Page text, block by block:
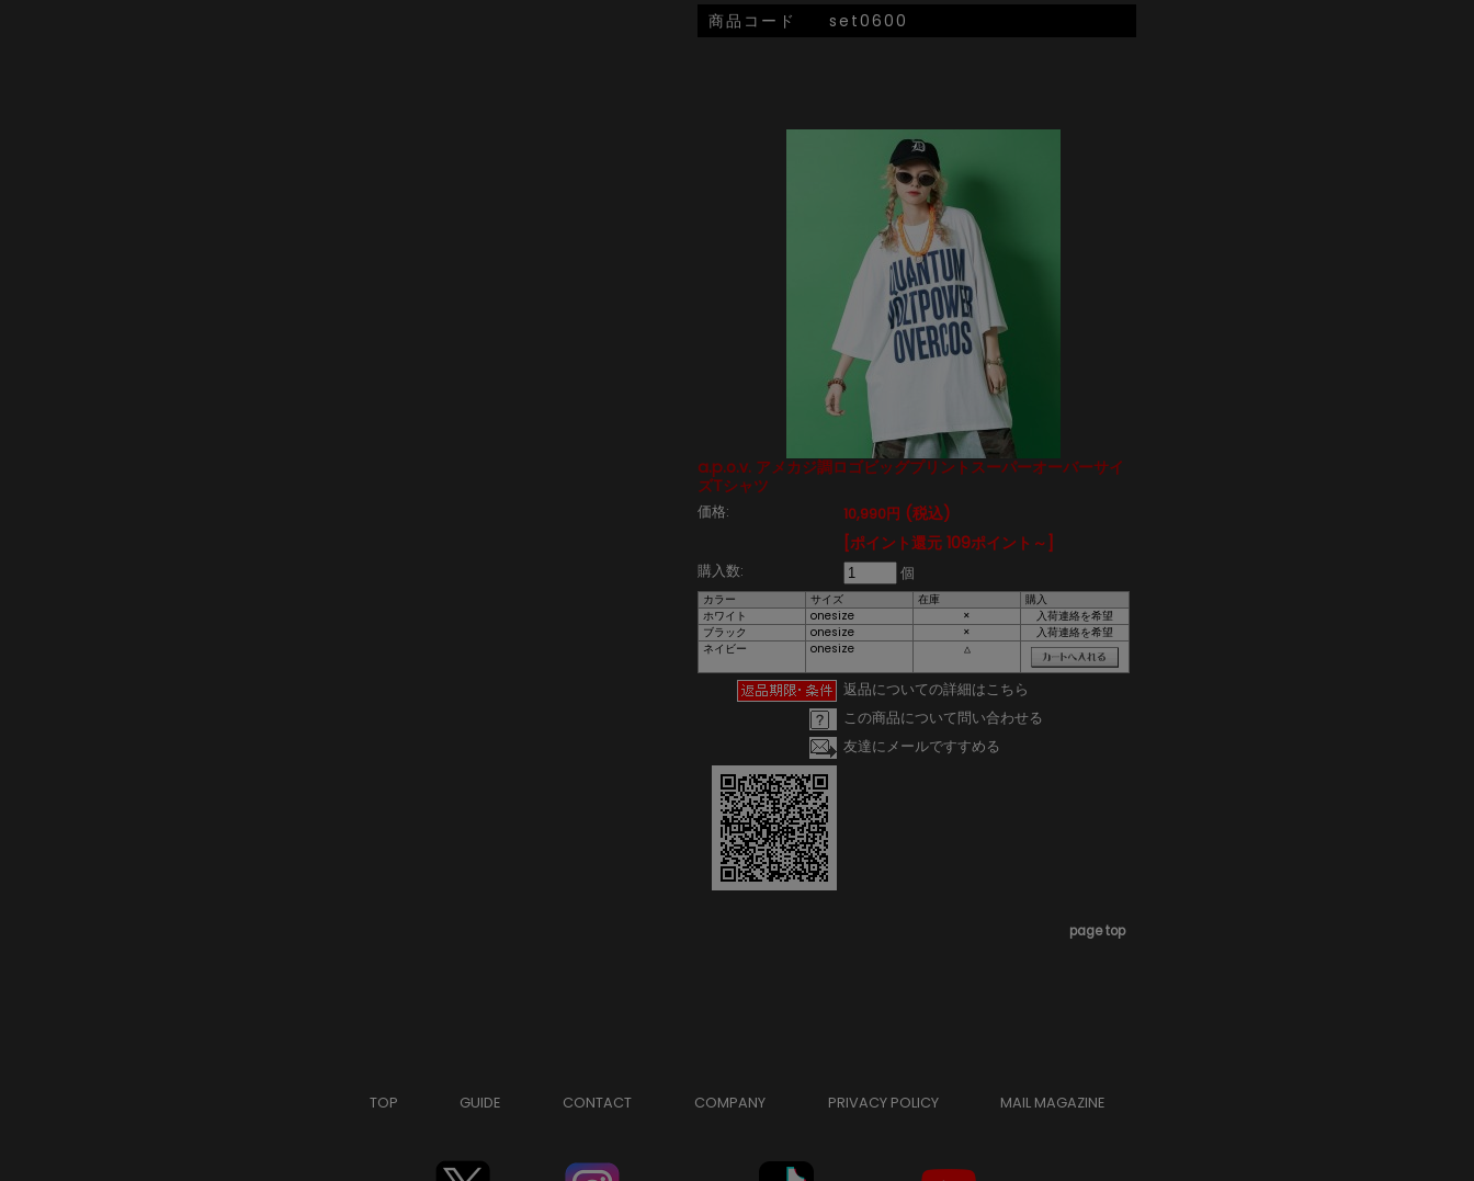
商品コード
set0600
a.p.o.v. アメカジ調ロゴビッグプリントスーパーオーバーサイ
ズTシャツ
価格: 10,990円 (税込)
[ポイント還元 109ポイント～]
購入数: 個
カラー サイズ 在庫
購入
ホワイト
onesize ×
入荷連絡を希望
ブラック
onesize ×
入荷連絡を希望
ネイビー
onesize △
返品についての詳細はこちら
この商品について問い合わせる
友達にメールですすめる
page top
TOP GUIDE CONTACT COMPANY PRIVACY POLICY MAIL MAGAZINE